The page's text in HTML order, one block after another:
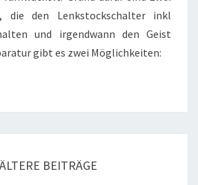
die den Lenkstockschalter inkl
und irgendwann den Geist
gibt es zwei Möglichkeiten:
ÄLTERE BEITRÄGE